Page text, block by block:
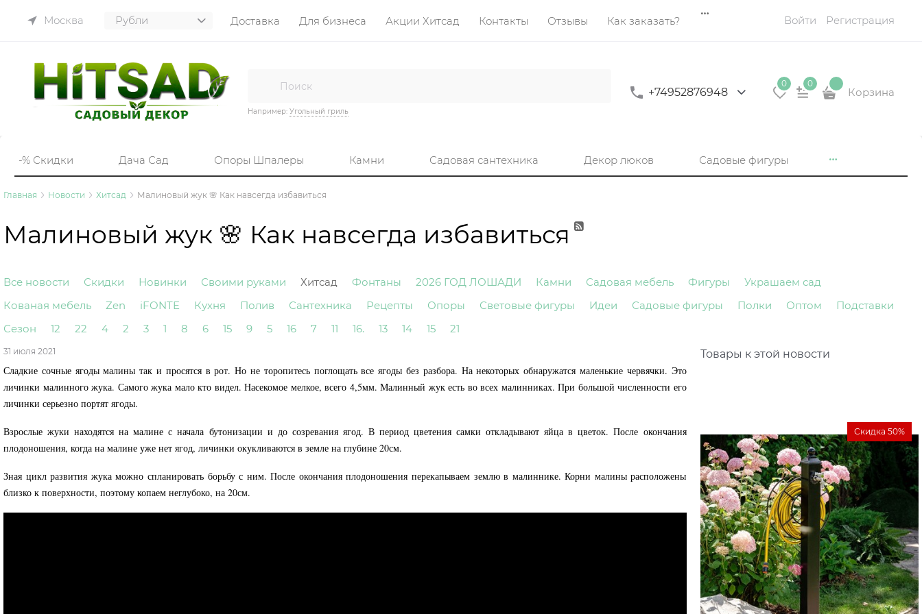
Москва Доставка Для бизнеса Акции Хитсад Контакты Отзывы Как заказать? Войти Регистрация
Например: Угольный гриль
+74952876948
0 0
Корзина
-% Скидки Дача Сад Опоры Шпалеры Камни Садовая сантехника Декор люков Садовые фигуры
Главная Новости Хитсад Малиновый жук 🌸 Как навсегда избавиться
Малиновый жук 🌸 Как навсегда избавиться
Все новости Скидки Новинки Своими руками Хитсад Фонтаны 2026 ГОД ЛОШАДИ Камни Садовая мебель Фигуры
Украшаем сад
Кованая мебель
Zen iFONTE Кухня Полив Сантехника Рецепты Опоры Световые фигуры Идеи Садовые фигуры Полки Оптом
Подставки
Сезон
12 22 4 2 3 1 8 6 15 9 5 16 7 11 16. 13 14 15 21
31 июля 2021
Сладкие сочные ягоды малины так и просятся в рот. Но не торопитесь поглощать все ягоды без разбора. На некоторых обнаружатся маленькие червячки. Это
личинки малинного жука. Самого жука мало кто видел. Насекомое мелкое, всего 4,5мм. Малинный жук есть во всех малинниках. При большой численности его
личинки серьезно портят ягоды.
Взрослые жуки находятся на малине с начала бутонизации и до созревания ягод. В период цветения самки откладывают яйца в цветок.После окончания
плодоношения, когда на малине уже нет ягод, личинки окукливаются в земле на глубине 20см.
Зная цикл развития жука можно спланировать борьбу с ним. После окончания плодоношения перекапываем землю в малиннике. Корни малины расположены
близко к поверхности, поэтому копаем неглубоко, на 20см.
Товары к этой новости
Скидка 50%